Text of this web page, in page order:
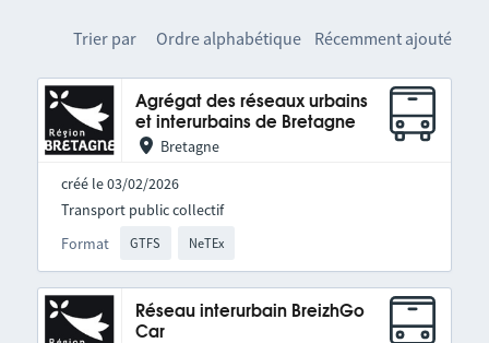
Trier par Ordre alphabétique Récemment ajouté
Agrégat des réseaux urbains
et interurbains de Bretagne
Bretagne
créé le 03/02/2026
Format GTFS NeTEx
Transport public collectif
Réseau interurbain BreizhGo
Car